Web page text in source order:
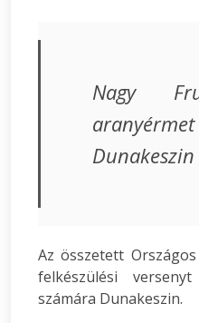
Nagy
Dunakeszin
Az összetett
felkészülési
számára Dunakeszin.